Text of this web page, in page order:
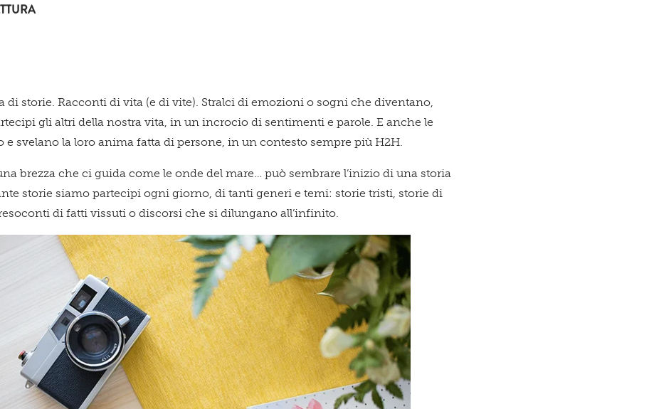
Questo
spazio è per
te!
di storie. Racconti di vita (e di vite). Stralci di emozioni o sogni che diventano,
gli altri della nostra vita, in un incrocio di sentimenti e parole. E anche le
e svelano la loro anima fatta di persone, in un contesto sempre più H2H.
brezza che ci guida come le onde del mare… può sembrare l’inizio di una storia
storie siamo partecipi ogni giorno, di tanti generi e temi: storie tristi, storie di
di fatti vissuti o discorsi che si dilungano all’infinito.